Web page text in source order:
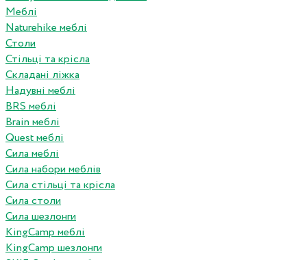
Меблі
Naturehike меблі
Столи
Стільці та крісла
Складані ліжка
Надувні меблі
BRS меблі
Brain меблі
Quest меблі
Сила меблі
Сила набори меблів
Сила стільці та крісла
Сила столи
Сила шезлонги
KingCamp меблі
KingCamp шезлонги